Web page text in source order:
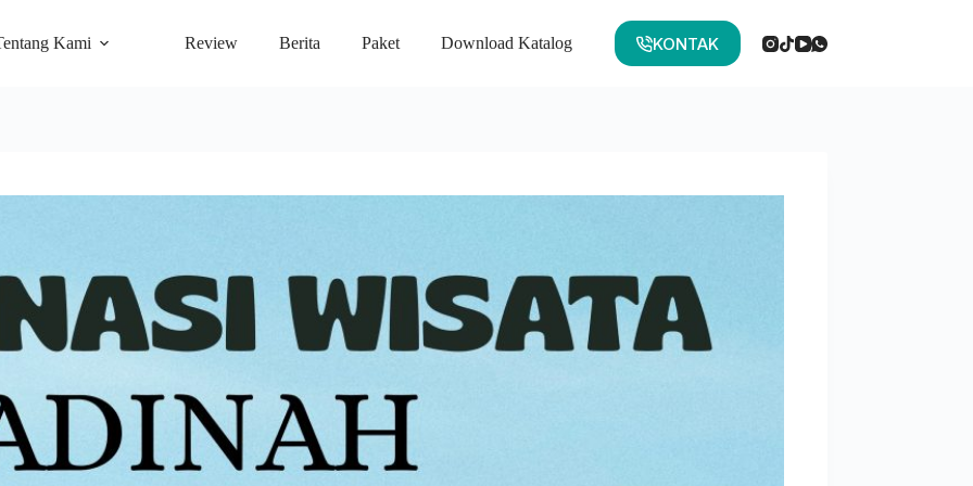
Kami Review Berita Paket Download Katalog KONTAK